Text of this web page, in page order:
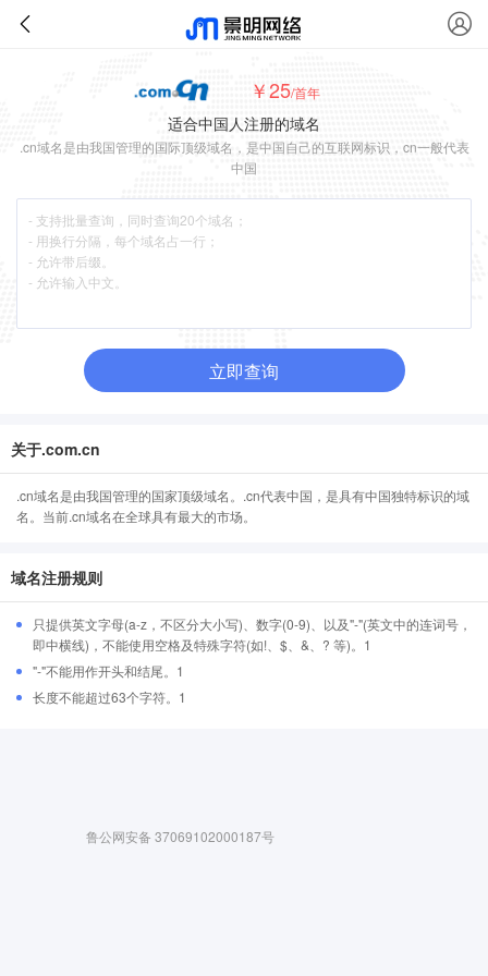
￥25/首年
适合中国人注册的域名
.cn域名是由我国管理的国际顶级域名，是中国自己的互联网标识，cn一般代表
中国
立即查询
关于.com.cn
.cn域名是由我国管理的国家顶级域名。.cn代表中国，是具有中国独特标识的域
名。当前.cn域名在全球具有最大的市场。
域名注册规则
只提供英文字母(a-z，不区分大小写)、数字(0-9)、以及"-"(英文中的连词号，
即中横线)，不能使用空格及特殊字符(如!、$、&、? 等)。1
"-"不能用作开头和结尾。1
长度不能超过63个字符。1
鲁公网安备 37069102000187号